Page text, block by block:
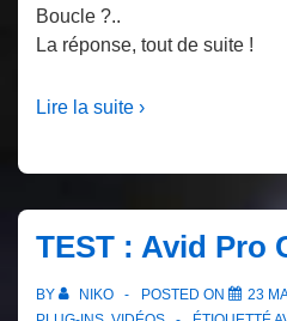
Boucle ?..
La réponse, tout de suite !
Lire la suite ›
TEST : Avid Pro
BY NIKO POSTED ON 23